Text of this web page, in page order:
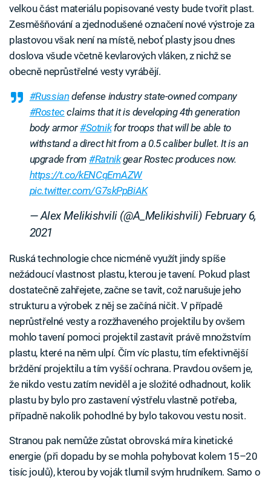
velkou část materiálu popisované vesty bude tvořit plast.
Zesměšňování a zjednodušené označení nové výstroje za
plastovou však není na místě, neboť plasty jsou dnes
doslova všude včetně kevlarových vláken, z nichž se
obecně neprůstřelné vesty vyrábějí.
#Russian defense industry state-owned company
#Rostecclaims that it is developing 4th generation
body armor#Sotnikfor troops that will be able to
withstand a direct hit from a 0.5 caliber bullet. It is an
upgrade from#Ratnikgear Rostec produces now.
https://t.co/kENCqEmAZW
pic.twitter.com/G7skPpBiAK
— Alex Melikishvili (@A_Melikishvili) February 6,
2021
Ruská technologie chce nicméně využít jindy spíše
nežádoucí vlastnost plastu, kterou je tavení. Pokud plast
dostatečně zahřejete, začne se tavit, což narušuje jeho
strukturu a výrobek z něj se začíná ničit. V případě
neprůstřelné vesty a rozžhaveného projektilu by ovšem
mohlo tavení pomoci projektil zastavit právě množstvím
plastu, které na něm ulpí. Čím víc plastu, tím efektivnější
brždění projektilu a tím vyšší ochrana. Pravdou ovšem je,
že nikdo vestu zatím neviděl a je složité odhadnout, kolik
plastu by bylo pro zastavení výstřelu vlastně potřeba,
případně nakolik pohodlné by bylo takovou vestu nosit.
Stranou pak nemůže zůstat obrovská míra kinetické
energie (při dopadu by se mohla pohybovat kolem 15–20
tisíc joulů), kterou by voják tlumil svým hrudníkem. Samo o